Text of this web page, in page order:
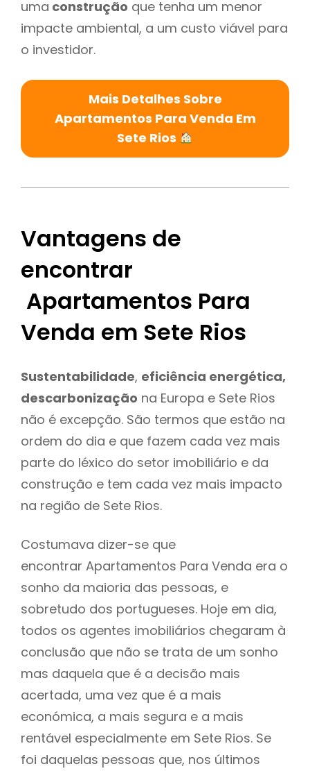
uma construção que tenha um menor
impacte ambiental, a um custo viável para
o investidor.
Mais Detalhes Sobre
Apartamentos Para Venda Em
Sete Rios
Vantagens de
encontrar
Apartamentos Para
Venda em Sete Rios
Sustentabilidade, eficiência energética,
descarbonização na Europa e Sete Rios
não é excepção. São termos que estão na
ordem do dia e que fazem cada vez mais
parte do léxico do setor imobiliário e da
construção e tem cada vez mais impacto
na região de Sete Rios.
Costumava dizer-se que
encontrar Apartamentos Para Venda era o
sonho da maioria das pessoas, e
sobretudo dos portugueses. Hoje em dia,
todos os agentes imobiliários chegaram à
conclusão que não se trata de um sonho
mas daquela que é a decisão mais
acertada, uma vez que é a mais
económica, a mais segura e a mais
rentável especialmente em Sete Rios. Se
foi daquelas pessoas que, nos últimos